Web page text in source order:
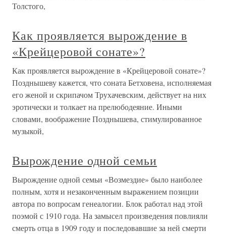
Толстого,
Как проявляется вырождение в
«Крейцеровой сонате»?
Как проявляется вырождение в «Крейцеровой сонате»?
Позднышеву кажется, что соната Бетховена, исполняемая
его женой и скрипачом Трухачевским, действует на них
эротически и толкает на прелюбодеяние. Иными
словами, воображение Позднышева, стимулированное
музыкой,
Вырождение одной семьи
Вырождение одной семьи «Возмездие» было наиболее
полным, хотя и незаконченным выражением позиции
автора по вопросам генеалогии. Блок работал над этой
поэмой с 1910 года. На замысел произведения повлияли
смерть отца в 1909 году и последовавшие за ней смерти